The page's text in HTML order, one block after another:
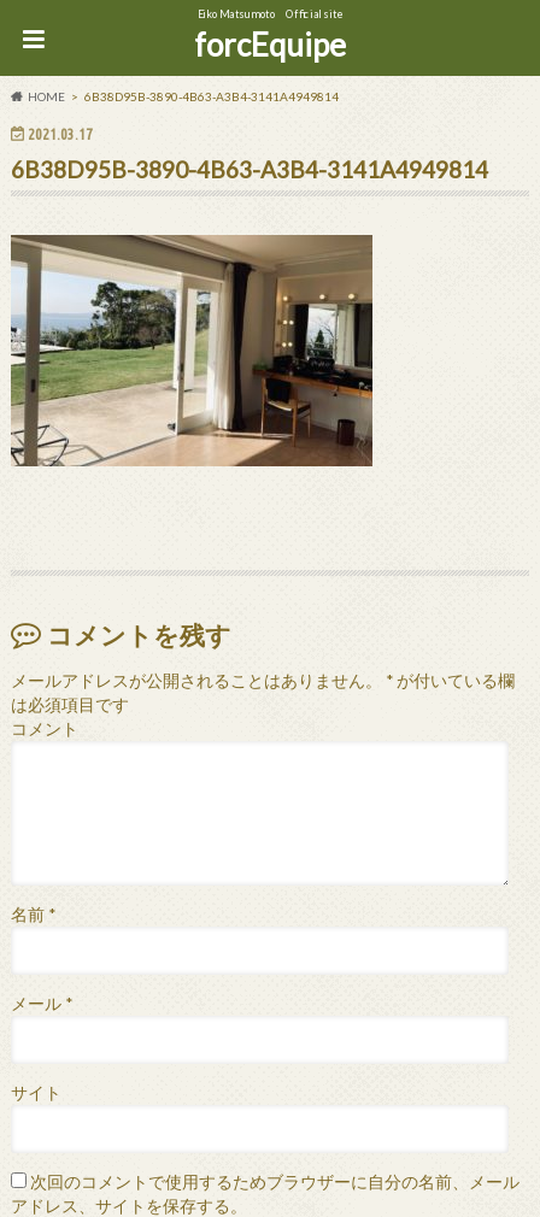
Eiko Matsumoto Official site
forcEquipe
HOME 6B38D95B-3890-4B63-A3B4-3141A4949814
2021.03.17
6B38D95B-3890-4B63-A3B4-3141A4949814
コメントを残す
メールアドレスが公開されることはありません。 *が付いている欄
は必須項目です
コメント
名前 *
メール *
サイト
次回のコメントで使用するためブラウザーに自分の名前、メール
アドレス、サイトを保存する。